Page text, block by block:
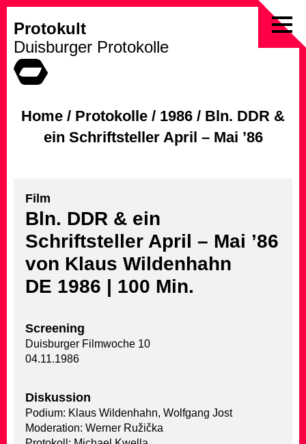
to
Protokult
Duisburger Protokolle
Home / Protokolle / 1986 / Bln. DDR &
ein Schriftsteller April – Mai ’86
Film
Bln. DDR & ein
Schriftsteller April – Mai ’86
von Klaus Wildenhahn
DE 1986 | 100 Min.
Screening
Duisburger Filmwoche 10
04.11.1986
Diskussion
Podium: Klaus Wildenhahn, Wolfgang Jost
Moderation: Werner Ružička